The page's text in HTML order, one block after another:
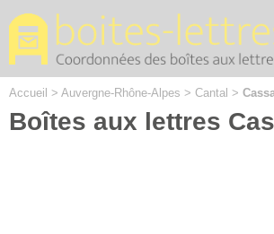
Accueil > Auvergne-Rhône-Alpes > Cantal >
Boîtes aux lettres